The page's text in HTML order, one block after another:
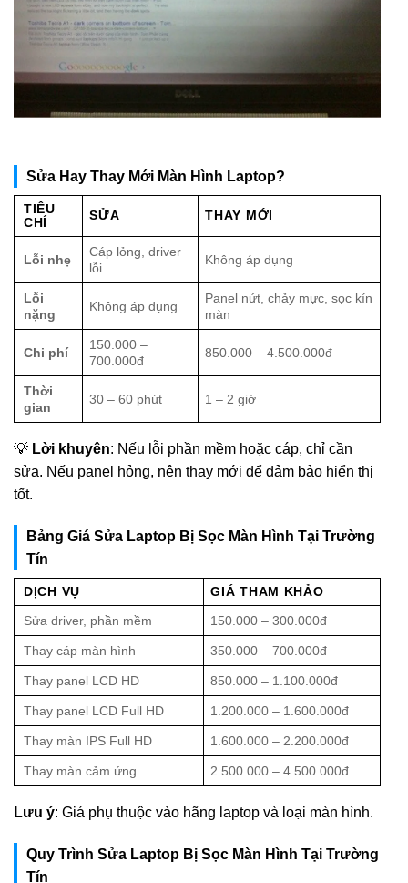
Sửa Hay Thay Mới Màn Hình Laptop?
TIÊU
CHÍ
SỬA THAY MỚI
Lỗi nhẹ
Cáp lỏng, driver
lỗi
Không áp dụng
Lỗi
nặng
Không áp dụng
Panel nứt, chảy mực, sọc kín
màn
Chi phí
150.000 –
700.000đ
850.000 – 4.500.000đ
Thời
gian
30 – 60 phút 1 – 2 giờ
💡 Lời khuyên: Nếu lỗi phần mềm hoặc cáp, chỉ cần
sửa. Nếu panel hỏng, nên thay mới để đảm bảo hiển thị
tốt.
Bảng Giá Sửa Laptop Bị Sọc Màn Hình Tại Trường
Tín
DỊCH VỤ
GIÁ THAM KHẢO
Sửa driver, phần mềm
150.000 – 300.000đ
Thay cáp màn hình 350.000 – 700.000đ
Thay panel LCD HD 850.000 – 1.100.000đ
Thay panel LCD Full HD 1.200.000 – 1.600.000đ
Thay màn IPS Full HD 1.600.000 – 2.200.000đ
Thay màn cảm ứng 2.500.000 – 4.500.000đ
Lưu ý: Giá phụ thuộc vào hãng laptop và loại màn hình.
Quy Trình Sửa Laptop Bị Sọc Màn Hình Tại Trường
Tín